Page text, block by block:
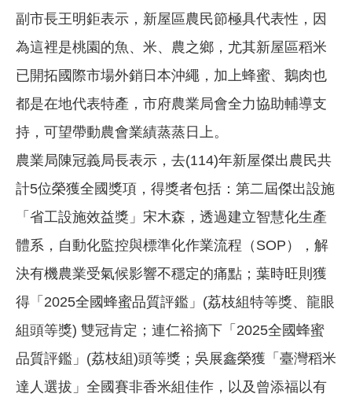
副市長王明鉅表示，新屋區農民節極具代表性，因
為這裡是桃園的魚、米、農之鄉，尤其新屋區稻米
已開拓國際市場外銷日本沖繩，加上蜂蜜、鵝肉也
都是在地代表特產，市府農業局會全力協助輔導支
持，可望帶動農會業績蒸蒸日上。
農業局陳冠義局長表示，去(114)年新屋傑出農民共
計5位榮獲全國獎項，得獎者包括：第二屆傑出設施
「省工設施效益獎」宋木森，透過建立智慧化生產
體系，自動化監控與標準化作業流程（SOP），解
決有機農業受氣候影響不穩定的痛點；葉時旺則獲
得「2025全國蜂蜜品質評鑑」(荔枝組特等獎、龍眼
組頭等獎) 雙冠肯定；連仁裕摘下「2025全國蜂蜜
品質評鑑」(荔枝組)頭等獎；吳展鑫榮獲「臺灣稻米
達人選拔」全國賽非香米組佳作，以及曾添福以有